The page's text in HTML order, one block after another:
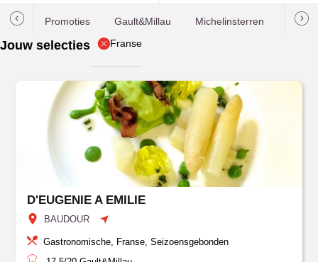
Promoties Gault&Millau Michelinsterren
Jouw selecties Franse
D'EUGENIE A EMILIE
BAUDOUR
Gastronomische, Franse, Seizoensgebonden